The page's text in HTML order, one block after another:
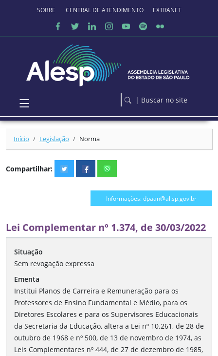
Ir para o conteúdo principal
SOBRE O PORTALCENTRAL DE ATENDIMENTO EXTRANET
| Buscar no site
Início Legislação Norma
Compartilhar:
Informações: dpaan@al.sp.gov.br
Lei Complementar nº 1.374, de 30/03/2022
Situação
Sem revogação expressa
Ementa
Institui Planos de Carreira e Remuneração para os
Professores de Ensino Fundamental e Médio, para os
Diretores Escolares e para os Supervisores Educacionais
da Secretaria da Educação, altera a Lei nº 10.261, de 28 de
outubro de 1968 e nº 500, de 13 de novembro de 1974, as
Leis Complementares nº 444, de 27 de dezembro de 1985,